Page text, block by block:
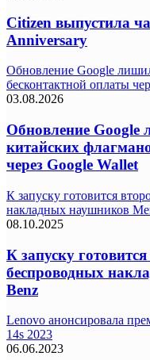
Citizen выпустила
Anniversary
Обновление Google
бесконтактной оплаты
03.08.2026
Обновление Google
китайских
через Google Wallet
К запуску готовится
накладных наушников
08.10.2025
К запуску
беспроводных
Benz
Lenovo анонсировала
14s 2023
06.06.2023